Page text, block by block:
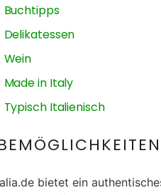
Buchtipps
Delikatessen
Wein
Made in Italy
Typisch Italienisch
bietet ein